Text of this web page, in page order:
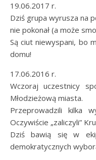
19.06.2017 r.
Dziś grupa wyrusza na
nie pokonał (a może
Są ciut niewyspani, bo
domu!
17.06.2016 r.
Wczoraj uczestnicy
Młodzieżową miasta.
Przeprowadzili kilka
Oczywiście „zaliczyli”
Dziś bawią się w
demokratycznych